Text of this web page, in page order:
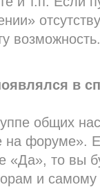
возможность.
в
общих
форуме».
«Да», то вы
и